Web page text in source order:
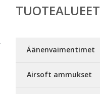
TUOTEALUEET
Äänenvaimentimet
Airsoft ammukset